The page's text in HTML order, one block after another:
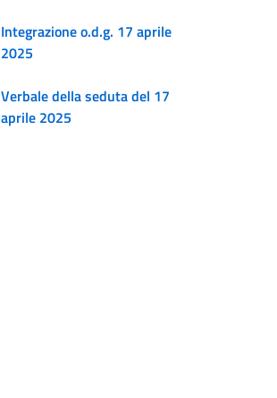
Integrazione o.d.g. 17 aprile
2025
Verbale della seduta del 17
aprile 2025